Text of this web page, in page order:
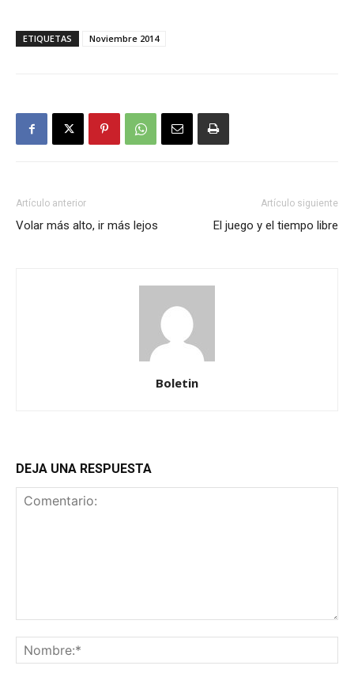
ETIQUETAS Noviembre 2014
Artículo anterior
Volar más alto, ir más lejos
Artículo siguiente
El juego y el tiempo libre
Boletin
DEJA UNA RESPUESTA